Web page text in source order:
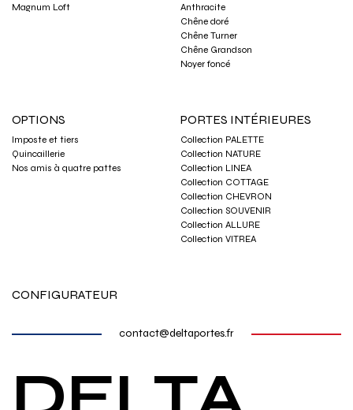
Magnum Loft
Anthracite
Chêne doré
Chêne Turner
Chêne Grandson
Noyer foncé
OPTIONS
Imposte et tiers
Quincaillerie
Nos amis à quatre pattes
PORTES INTÉRIEURES
Collection PALETTE
Collection NATURE
Collection LINEA
Collection COTTAGE
Collection CHEVRON
Collection SOUVENIR
Collection ALLURE
Collection VITREA
CONFIGURATEUR
contact@deltaportes.fr